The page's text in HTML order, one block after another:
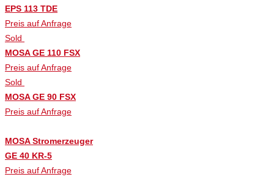
EPS 113 TDE
Preis auf Anfrage
Sold
MOSA GE 110 FSX
Preis auf Anfrage
Sold
MOSA GE 90 FSX
Preis auf Anfrage
MOSA Stromerzeuger
GE 40 KR-5
Preis auf Anfrage